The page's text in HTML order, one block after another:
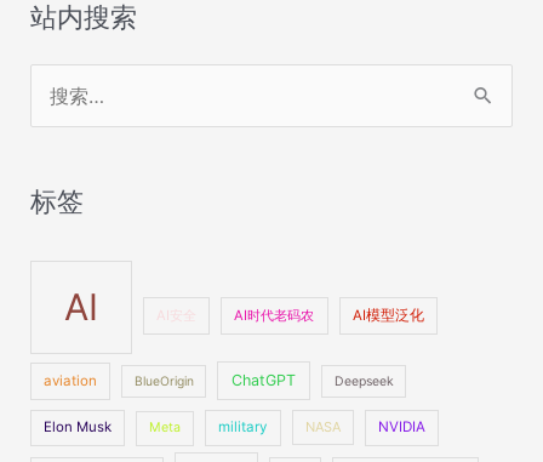
站内搜索
索
标签
AI AI安全 AI时代老码农 AI模型泛化
aviation BlueOrigin ChatGPT Deepseek
Elon Musk Meta military NASA NVIDIA